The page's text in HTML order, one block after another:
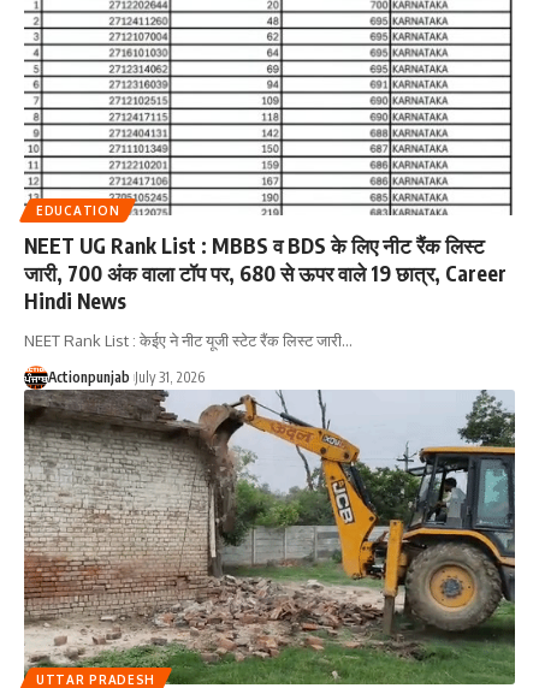
EDUCATION
NEET UG Rank List : MBBS व BDS के लिए नीट रैंक लिस्ट
जारी, 700 अंक वाला टॉप पर, 680 से ऊपर वाले 19 छात्र, Career
Hindi News
NEET Rank List : केईए ने नीट यूजी स्टेट रैंक लिस्ट जारी…
Actionpunjab July 31, 2026
UTTAR PRADESH